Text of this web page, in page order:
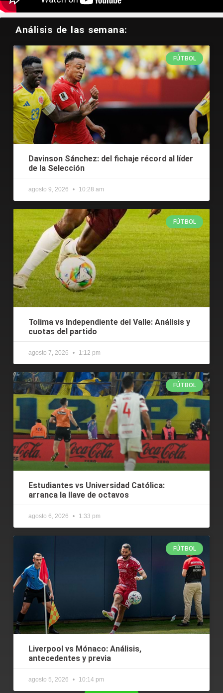
Tweets by CodereCO
Análisis de las semana:
FÚTBOL
Davinson Sánchez: del fichaje récord al líder
de la Selección
agosto 9, 2026 10:28 am
FÚTBOL
Tolima vs Independiente del Valle: Análisis y
cuotas del partido
agosto 7, 2026 1:12 pm
FÚTBOL
Estudiantes vs Universidad Católica:
arranca la llave de octavos
agosto 6, 2026 1:33 pm
FÚTBOL
Liverpool vs Mónaco: Análisis,
antecedentes y previa
agosto 5, 2026 10:14 pm